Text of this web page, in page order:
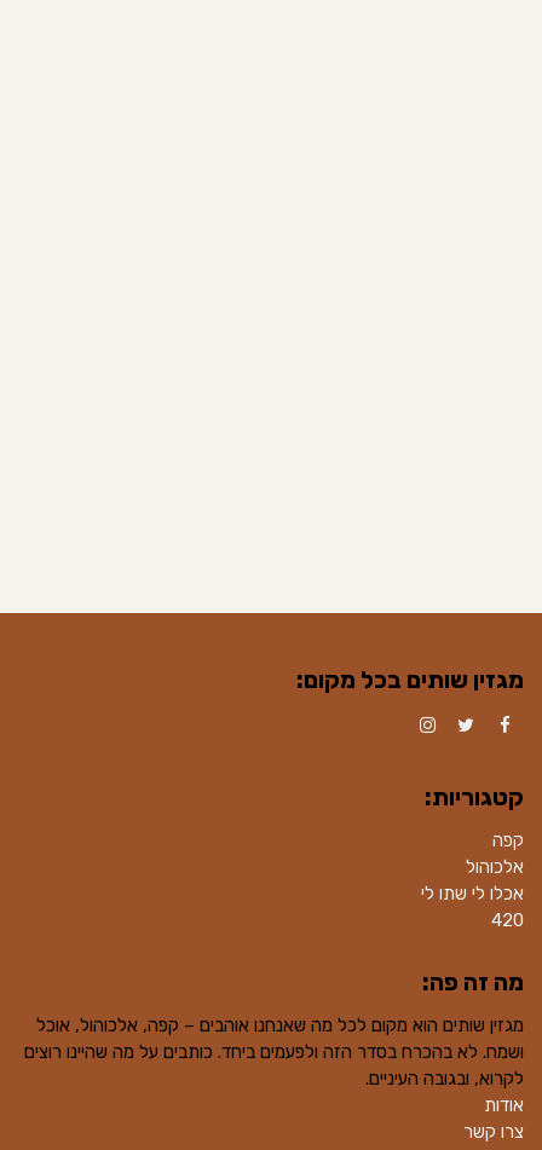
מגזין שותים בכל מקום:
קטגוריות:
קפה
אלכוהול
אכלו לי שתו לי
420
מה זה פה:
מגזין שותים הוא מקום לכל מה שאנחנו אוהבים – קפה, אלכוהול, אוכל
ושמח. לא בהכרח בסדר הזה ולפעמים ביחד. כותבים על מה שהיינו רוצים
לקרוא, ובגובה העיניים.
אודות
צרו קשר